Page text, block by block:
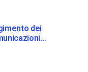
dei